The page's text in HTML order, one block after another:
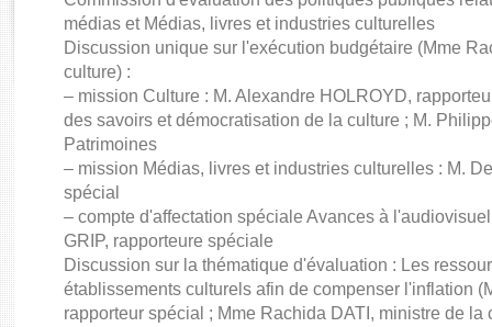
Rapports d'enquête
Rapports législatifs
Rapports sur l'application des lois
Baromètre de l’application des lois
Dossiers législatifs
Budget et sécurité sociale
Questions écrites et orales
Comptes rendus des débats
médias et Médias, livres et industries culturelles
Discussion unique sur l'exécution budgétaire (Mme
culture) :
– mission Culture : M. Alexandre HOLROYD,
des savoirs et démocratisation de la culture ; M.
Patrimoines
– mission Médias, livres et industries culturelles : M.
spécial
– compte d'affectation spéciale Avances à
GRIP, rapporteure spéciale
Discussion sur la thématique d'évaluation : Les
établissements culturels afin de compenser l'inflation
rapporteur spécial ; Mme Rachida DATI, ministre de la